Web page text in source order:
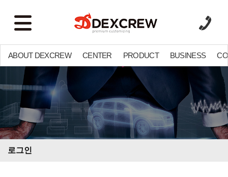
ABOUT DEXCREW CENTER PRODUCT BUSINESS
로그인